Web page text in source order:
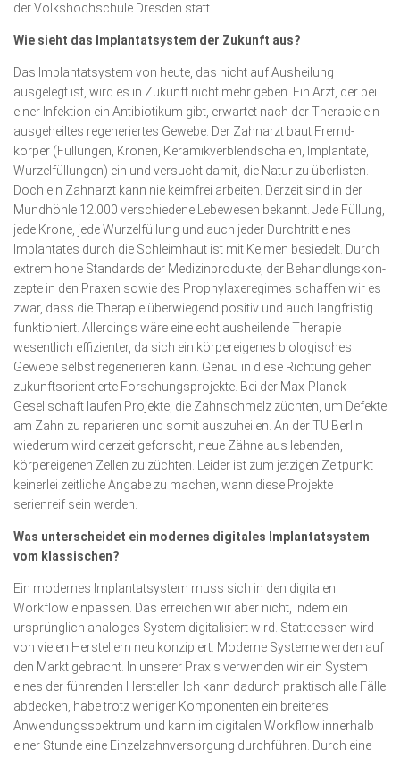
der Volkshochschule Dresden statt.
Wie sieht das Implantatsystem der Zukunft aus?
Das Implantatsystem von heute, das nicht auf Aushei­lung
ausgelegt ist, wird es in Zu­kunft nicht mehr geben. Ein Arzt, der bei
einer Infektion ein Antibioti­kum gibt, erwartet nach der Thera­pie ein
ausgeheiltes regeneriertes Gewebe. Der Zahnarzt baut Fremd­
körper (Füllungen, Kro­nen, Keramikverblend­scha­len, Implanta­te,
Wurzelfüllun­gen) ein und versucht damit, die Natur zu überlisten.
Doch ein Zahnarzt kann nie keimfrei arbeiten. Derzeit sind in der
Mundhöhle 12.000 verschiedene Lebe­wesen bekannt. Jede Füllung,
jede Krone, jede Wurzel­füllung und auch jeder Durchtritt eines
Implantates durch die Schleimhaut ist mit Keimen besiedelt. Durch
extrem hohe Standards der Medizin­produkte, der Be­hand­lungs­kon­
zepte in den Praxen sowie des Prophylaxeregimes schaffen wir es
zwar, dass die Therapie überwiegend positiv und auch langfristig
funktioniert. Allerdings wäre eine echt ausheilende Therapie
wesentlich effizienter, da sich ein körpereigenes biologisches
Gewebe selbst regenerieren kann. Genau in diese Richtung gehen
zukunftsorientierte Forschungsprojekte. Bei der Max-Planck-
Gesellschaft laufen Projekte, die Zahnschmelz züchten, um Defekte
am Zahn zu reparieren und somit auszuheilen. An der TU Berlin
wiederum wird derzeit geforscht, neue Zähne aus lebenden,
körpereigenen Zellen zu züchten. Leider ist zum jetzigen Zeitpunkt
keinerlei zeitliche Angabe zu machen, wann diese Projekte
serienreif sein werden.
Was unterscheidet ein modernes digitales Implantat­system
vom klassischen?
Ein modernes Implantatsystem muss sich in den digitalen
Workflow einpassen. Das erreichen wir aber nicht, indem ein
ursprünglich analoges System digitalisiert wird. Stattdessen wird
von vielen Herstellern neu konzipiert. Moderne Systeme werden auf
den Markt gebracht. In unserer Praxis verwenden wir ein System
eines der führenden Hersteller. Ich kann dadurch praktisch alle Fälle
abdecken, habe trotz weniger Komponenten ein breiteres
Anwendungsspektrum und kann im digitalen Workflow innerhalb
einer Stunde eine Einzelzahn­versorgung durchführen. Durch eine